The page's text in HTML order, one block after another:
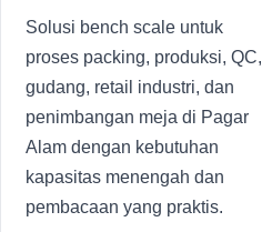
Solusi bench scale untuk
proses packing, produksi, QC,
gudang, retail industri, dan
penimbangan meja di Pagar
Alam dengan kebutuhan
kapasitas menengah dan
pembacaan yang praktis.